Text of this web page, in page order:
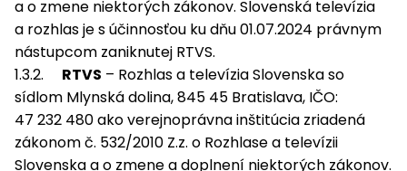
a o zmene niektorých zákonov. Slovenská televízia
a rozhlas je s účinnosťou ku dňu 01.07.2024 právnym
nástupcom zaniknutej RTVS.
1.3.2. RTVS – Rozhlas a televízia Slovenska so
sídlom Mlynská dolina, 845 45 Bratislava, IČO:
47 232 480 ako verejnoprávna inštitúcia zriadená
zákonom č. 532/2010 Z.z. o Rozhlase a televízii
Slovenska a o zmene a doplnení niektorých zákonov.